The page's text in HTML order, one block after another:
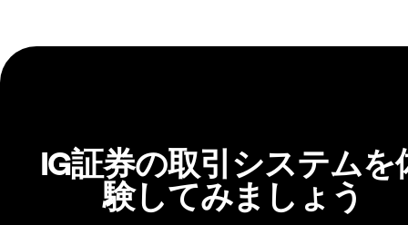
IG証券の取引システムを
験してみましょう